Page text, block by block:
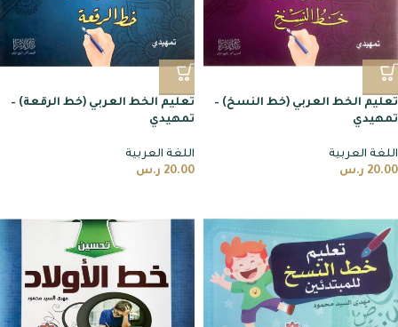
تعليم الخط العربي (خط النسخ) –
تمهيدي
اللغة العربية
20.00 ر.س
تعليم الخط العربي (خط الرقعة) –
تمهيدي
اللغة العربية
20.00 ر.س